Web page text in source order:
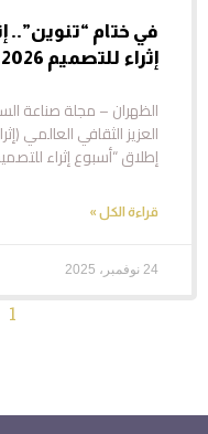
في ختام “تنوين”..
إثراء للتصميم 2026
الظهران – مجلة صناعة
العزيز الثقافي العالمي
إطلاق “أسبوع إثراء
قراءة الكل »
24 نوفمبر، 2025
1